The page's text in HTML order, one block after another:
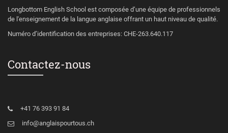
Longbottom English School est composée d’une équipe de professionnels
de l'enseignement de la langue anglaise offrant un haut niveau de qualité.
Numéro d’identification des entreprises: CHE-263.640.117
Contactez-nous
+41 76 393 91 84
info@anglaispourtous.ch